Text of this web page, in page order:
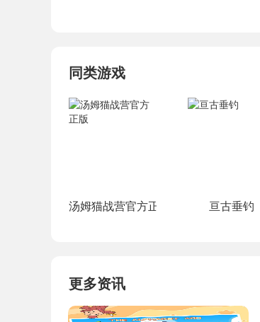
同类游戏
汤姆猫战营官方正版 亘古垂钓
更多资讯